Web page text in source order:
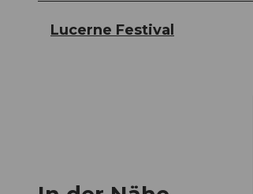
Lucerne Festival